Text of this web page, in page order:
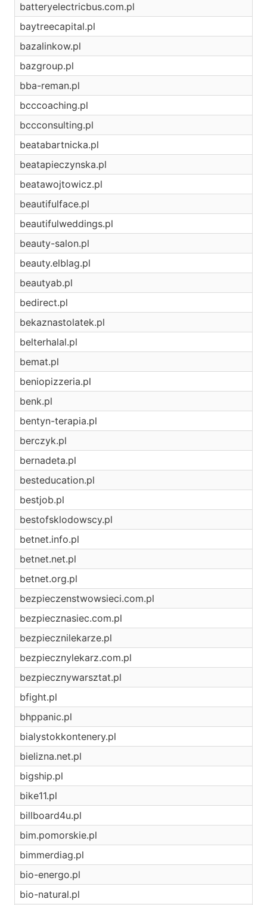
batteryelectricbus.com.pl
baytreecapital.pl
bazalinkow.pl
bazgroup.pl
bba-reman.pl
bcccoaching.pl
bccconsulting.pl
beatabartnicka.pl
beatapieczynska.pl
beatawojtowicz.pl
beautifulface.pl
beautifulweddings.pl
beauty-salon.pl
beauty.elblag.pl
beautyab.pl
bedirect.pl
bekaznastolatek.pl
belterhalal.pl
bemat.pl
beniopizzeria.pl
benk.pl
bentyn-terapia.pl
berczyk.pl
bernadeta.pl
besteducation.pl
bestjob.pl
bestofsklodowscy.pl
betnet.info.pl
betnet.net.pl
betnet.org.pl
bezpieczenstwowsieci.com.pl
bezpiecznasiec.com.pl
bezpiecznilekarze.pl
bezpiecznylekarz.com.pl
bezpiecznywarsztat.pl
bfight.pl
bhppanic.pl
bialystokkontenery.pl
bielizna.net.pl
bigship.pl
bike11.pl
billboard4u.pl
bim.pomorskie.pl
bimmerdiag.pl
bio-energo.pl
bio-natural.pl